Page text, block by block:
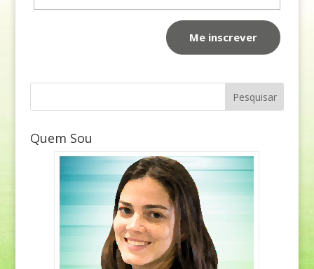
Quem Sou